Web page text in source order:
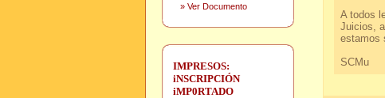
» Ver Documento
IMPRESOS:
iNSCRIPCIÓN
iMP0RTADO
A todos
Juicios,
estamos
SCMu